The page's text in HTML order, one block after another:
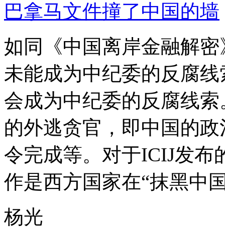
巴拿马文件撞了中国的墙
如同《中国离岸金融解
未能成为中纪委的反腐
会成为中纪委的反腐线
的外逃贪官，即中国的
令完成等。对于ICIJ发布
作是西方国家在“抹黑中
杨光